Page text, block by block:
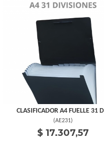
CLASIFICADOR A4 FUELLE 31
(AE231)
$ 17.307,57